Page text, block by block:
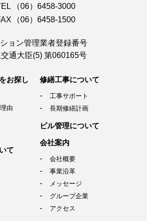
（06）6458-3000
（06）6458-1500
ョン管理業者登録番号
交通大臣(5) 第060165号
お探し
由
て
修繕工事について
工事サポート
長期修繕計画
ビル管理について
会社案内
会社概要
事業沿革
メッセージ
グループ企業
アクセス